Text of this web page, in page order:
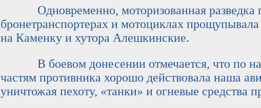
Одновременно, моторизованная разведка
бронетранспортерах и мотоциклах
на Каменку и хутора Алешкинские.
В боевом донесении отмечается, что по
частям противника хорошо действовала наша
уничтожая пехоту, «танки» и огневые средства